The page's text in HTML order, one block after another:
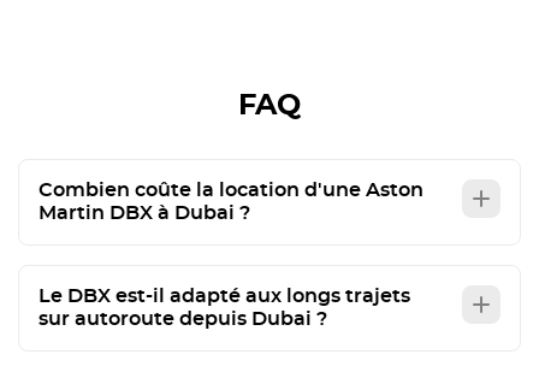
FAQ
Combien coûte la location d'une Aston
Martin DBX à Dubai ?
Le DBX est-il adapté aux longs trajets
sur autoroute depuis Dubai ?